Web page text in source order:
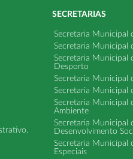
SECRETARIAS
Secretaria Municipal
Secretaria Municipal
Secretaria Municipal
Desporto
Secretaria Municipal
Secretaria Municipal
Secretaria Municipal
Ambiente
Secretaria Municipal
Desenvolvimento
Secretaria Municipal
Especiais